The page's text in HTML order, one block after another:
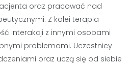
oraz pracować nad
Z kolei terapia
interakcji z innymi osobami
problemami. Uczestnicy
oraz uczą się od siebie